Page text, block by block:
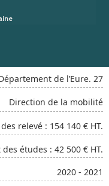
de l’Eure. 27
Direction de la mobilité
relevé : 154 140 € HT.
études : 42 500 € HT.
2020 - 2021